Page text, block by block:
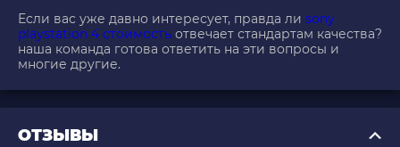
Если вас уже давно интересует, правда ли sony
playstation 4 стоимость отвечает стандартам качества?
наша команда готова ответить на эти вопросы и
многие другие.
ОТЗЫВЫ